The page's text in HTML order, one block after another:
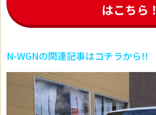
はこちら！
N-WGNの関連記事はコチラから!!